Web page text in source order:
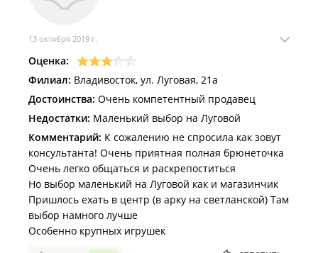
13 октября 2019 г.
Оценка:
Филиал: Владивосток, ул. Луговая, 21а
Достоинства: Очень компетентный продавец
Недостатки: Маленький выбор на Луговой
Комментарий: К сожалению не спросила как зовут
консультанта! Очень приятная полная брюнеточка
Очень легко общаться и раскрепоститься
Но выбор маленький на Луговой как и магазинчик
Пришлось ехать в центр (в арку на светланской) Там
выбор намного лучше
Особенно крупных игрушек